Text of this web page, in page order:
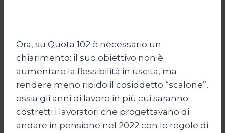
Ora, su Quota 102 è necessario un
chiarimento: il suo obiettivo non è
aumentare la flessibilità in uscita, ma
rendere meno ripido il cosiddetto “scalone”,
ossia gli anni di lavoro in più cui saranno
costretti i lavoratori che progettavano di
andare in pensione nel 2022 con le regole di